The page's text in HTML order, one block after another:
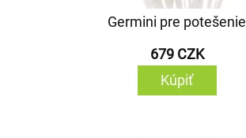
Germini pre potešenie
679 CZK
Kúpiť